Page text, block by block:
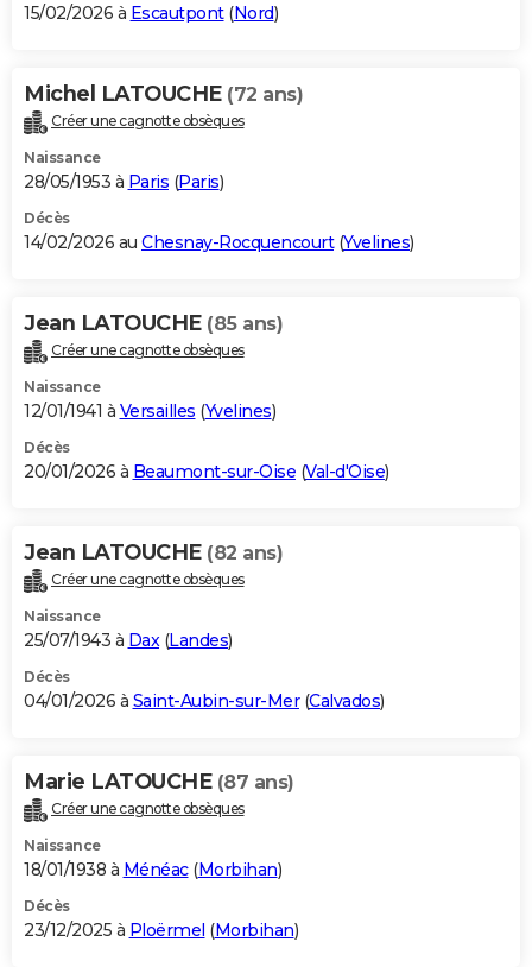
15/02/2026 à Escautpont(Nord)
Michel LATOUCHE (72 ans)
Créer une cagnotte obsèques
Naissance
28/05/1953 à Paris (Paris)
Décès
14/02/2026 au Chesnay-Rocquencourt(Yvelines)
Jean LATOUCHE (85 ans)
Créer une cagnotte obsèques
Naissance
12/01/1941 à Versailles (Yvelines)
Décès
20/01/2026 à Beaumont-sur-Oise (Val-d'Oise)
Jean LATOUCHE (82 ans)
Créer une cagnotte obsèques
Naissance
25/07/1943 à Dax(Landes)
Décès
04/01/2026 à Saint-Aubin-sur-Mer(Calvados)
Marie LATOUCHE (87 ans)
Créer une cagnotte obsèques
Naissance
18/01/1938 à Ménéac(Morbihan)
Décès
23/12/2025 à Ploërmel (Morbihan)